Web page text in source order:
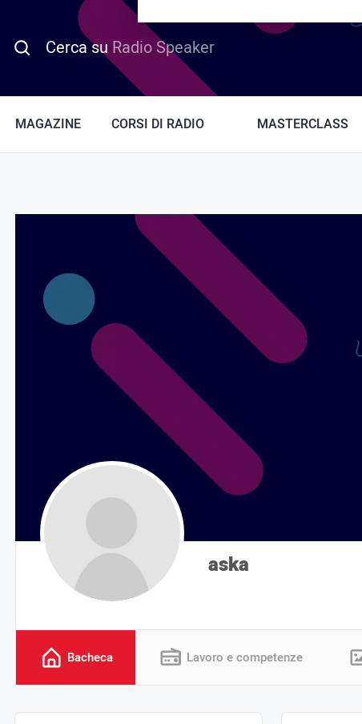
Cerca su Radio Speaker
MAGAZINE CORSI DI RADIO MASTERCLASS
aska
Bacheca Lavoro e competenze